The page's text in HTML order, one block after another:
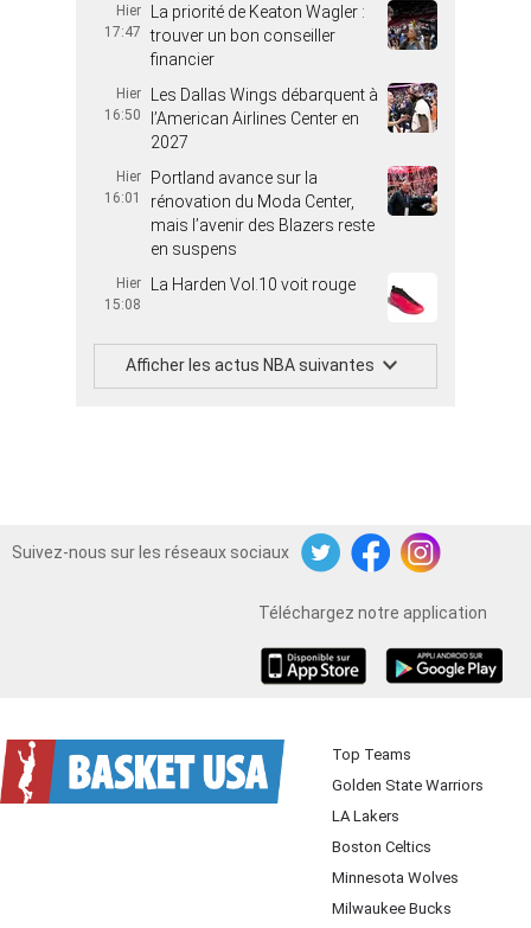
Hier
17:47
La priorité de Keaton Wagler :
trouver un bon conseiller
financier
Hier
16:50
Les Dallas Wings débarquent à
l’American Airlines Center en
2027
Hier
16:01
Portland avance sur la
rénovation du Moda Center,
mais l’avenir des Blazers reste
en suspens
Hier
15:08
La Harden Vol.10 voit rouge
Afficher les actus NBA suivantes
Suivez-nous sur les réseaux sociaux
TwitterFacebookInstagram
Téléchargez notre application
Top Teams
Golden State Warriors
LA Lakers
Boston Celtics
Minnesota Wolves
Milwaukee Bucks